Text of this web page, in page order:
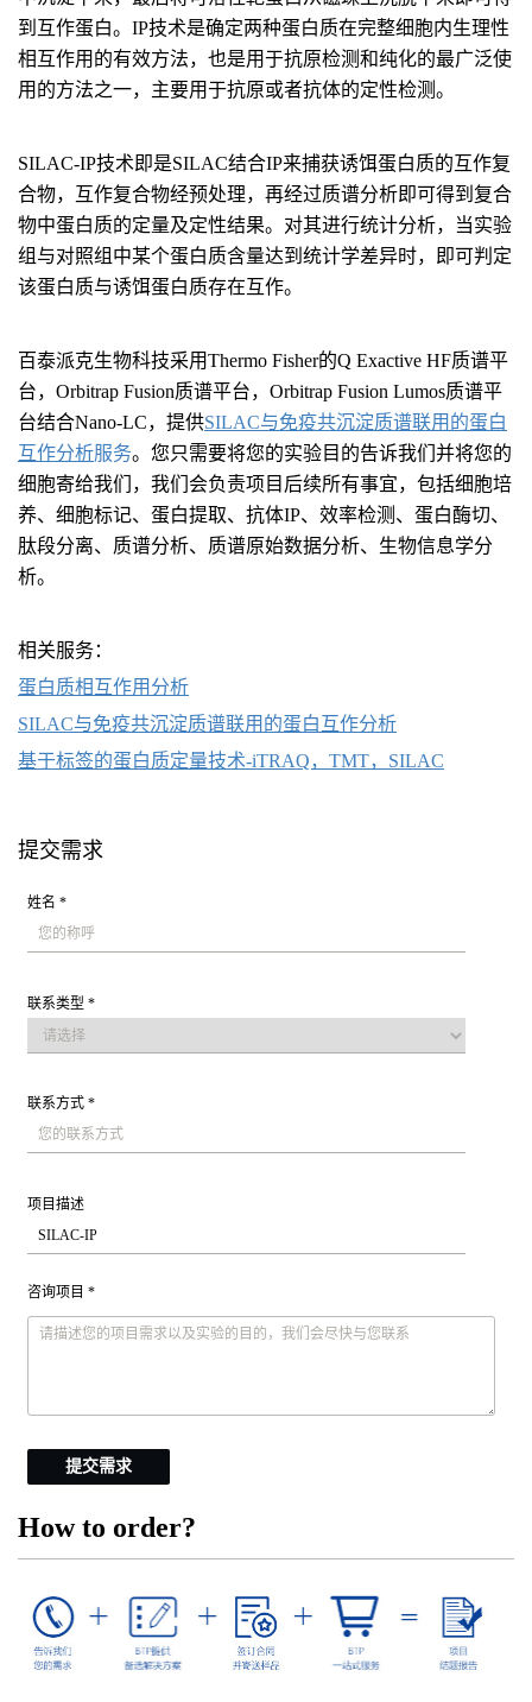
到互作蛋白。IP技术是确定两种蛋白质在完整细胞内生理性
相互作用的有效方法，也是用于抗原检测和纯化的最广泛使
用的方法之一，主要用于抗原或者抗体的定性检测。
SILAC-IP技术即是SILAC结合IP来捕获诱饵蛋白质的互作复
合物，互作复合物经预处理，再经过质谱分析即可得到复合
物中蛋白质的定量及定性结果。对其进行统计分析，当实验
组与对照组中某个蛋白质含量达到统计学差异时，即可判定
该蛋白质与诱饵蛋白质存在互作。
百泰派克生物科技采用Thermo Fisher的Q Exactive HF质谱平
台，Orbitrap Fusion质谱平台，Orbitrap Fusion Lumos质谱平
台结合Nano-LC，提供SILAC与免疫共沉淀质谱联用的蛋白
互作分析服务。您只需要将您的实验目的告诉我们并将您的
细胞寄给我们，我们会负责项目后续所有事宜，包括细胞培
养、细胞标记、蛋白提取、抗体IP、效率检测、蛋白酶切、
肽段分离、质谱分析、质谱原始数据分析、生物信息学分
析。
相关服务：
蛋白质相互作用分析
SILAC与免疫共沉淀质谱联用的蛋白互作分析
基于标签的蛋白质定量技术-iTRAQ，TMT，SILAC
提交需求
姓名 *
联系类型 *
联系方式 *
项目描述
咨询项目 *
提交需求
How to order?